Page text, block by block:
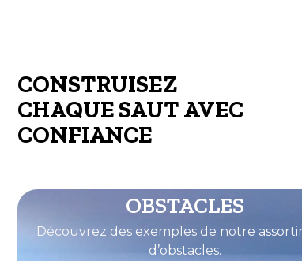
CONSTRUISEZ
CHAQUE SAUT AVEC
CONFIANCE
OBSTACLES
Découvrez des exemples de notre
d’obstacles.